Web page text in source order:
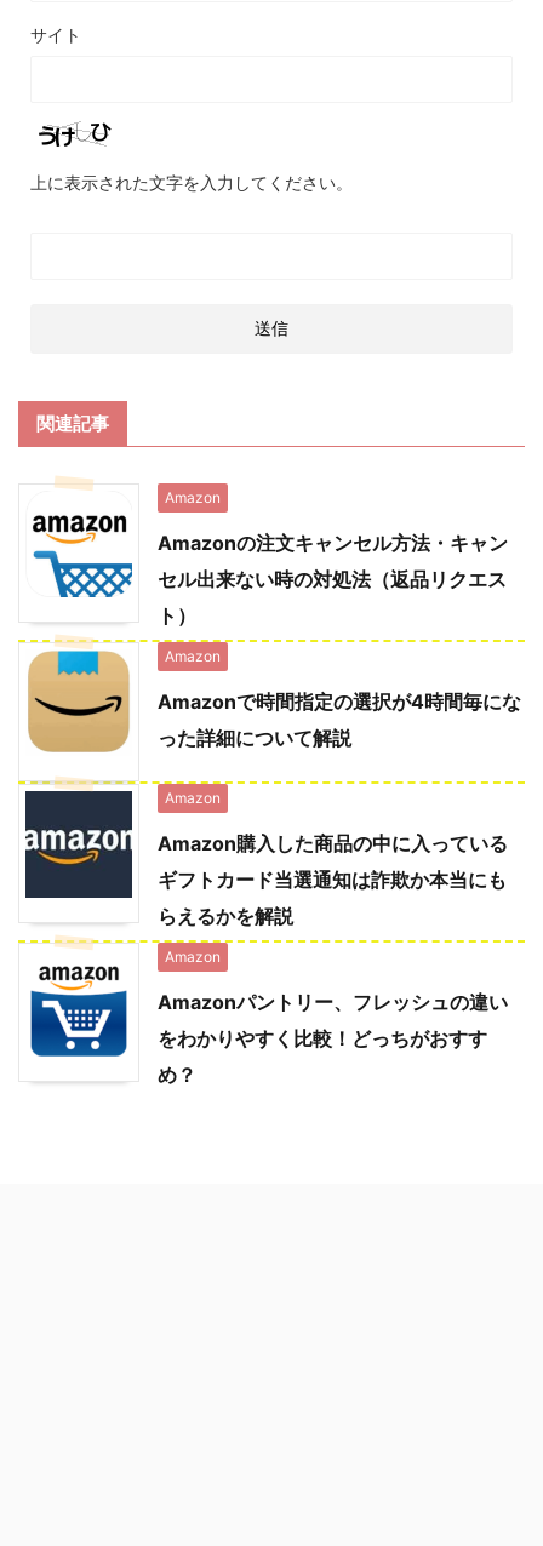
サイト
上に表示された文字を入力してください。
関連記事
Amazon
Amazonの注文キャンセル方法・キャン
セル出来ない時の対処法（返品リクエス
ト）
Amazon
Amazonで時間指定の選択が4時間毎にな
った詳細について解説
Amazon
Amazon購入した商品の中に入っている
ギフトカード当選通知は詐欺か本当にも
らえるかを解説
Amazon
Amazonパントリー、フレッシュの違い
をわかりやすく比較！どっちがおすす
め？